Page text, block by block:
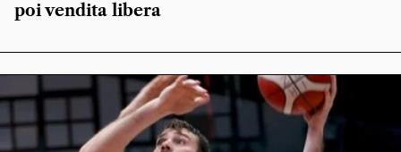
poi vendita libera